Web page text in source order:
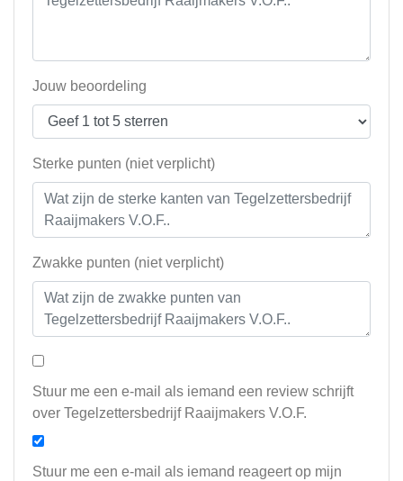
Jouw beoordeling
Sterke punten (niet verplicht)
Zwakke punten (niet verplicht)
Stuur me een e-mail als iemand een review schrijft
over Tegelzettersbedrijf Raaijmakers V.O.F.
Stuur me een e-mail als iemand reageert op mijn